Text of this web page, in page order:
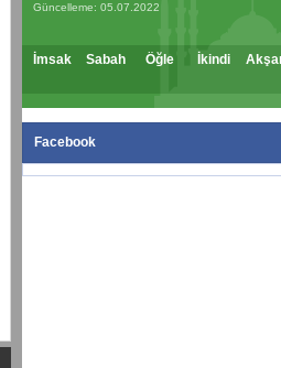
Güncelleme: 05.07.2022
İmsak Sabah Öğle İkindi
Facebook